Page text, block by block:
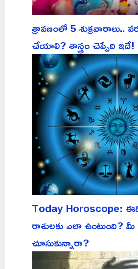
శ్రావణంలో 5 శుక్రవారాలు..
చేయాలి? శాస్త్రం చెప్పేది ఇదే!
Today Horoscope:
రాశులకు ఎలా ఉంటుంది?
చూసుకున్నారా?